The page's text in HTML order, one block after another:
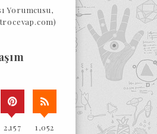
Yorumcusu,
2,157 1,052